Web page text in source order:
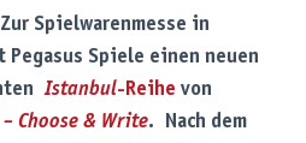
Spielwarenmesse in
Spiele einen neuen
Istanbul-Reihe von
Choose & Write. Nach dem